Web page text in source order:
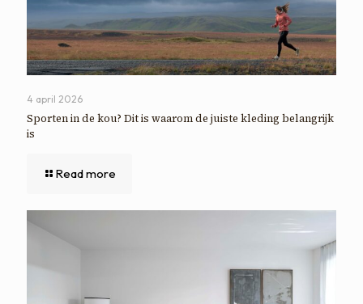
4 april 2026
Sporten in de kou? Dit is waarom de juiste kleding belangrijk
is
Read more